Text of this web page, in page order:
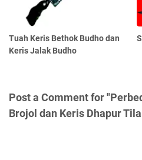
Tuah Keris Bethok Budho dan
Keris Jalak Budho
Post a Comment for
Brojol dan Keris Dhapur